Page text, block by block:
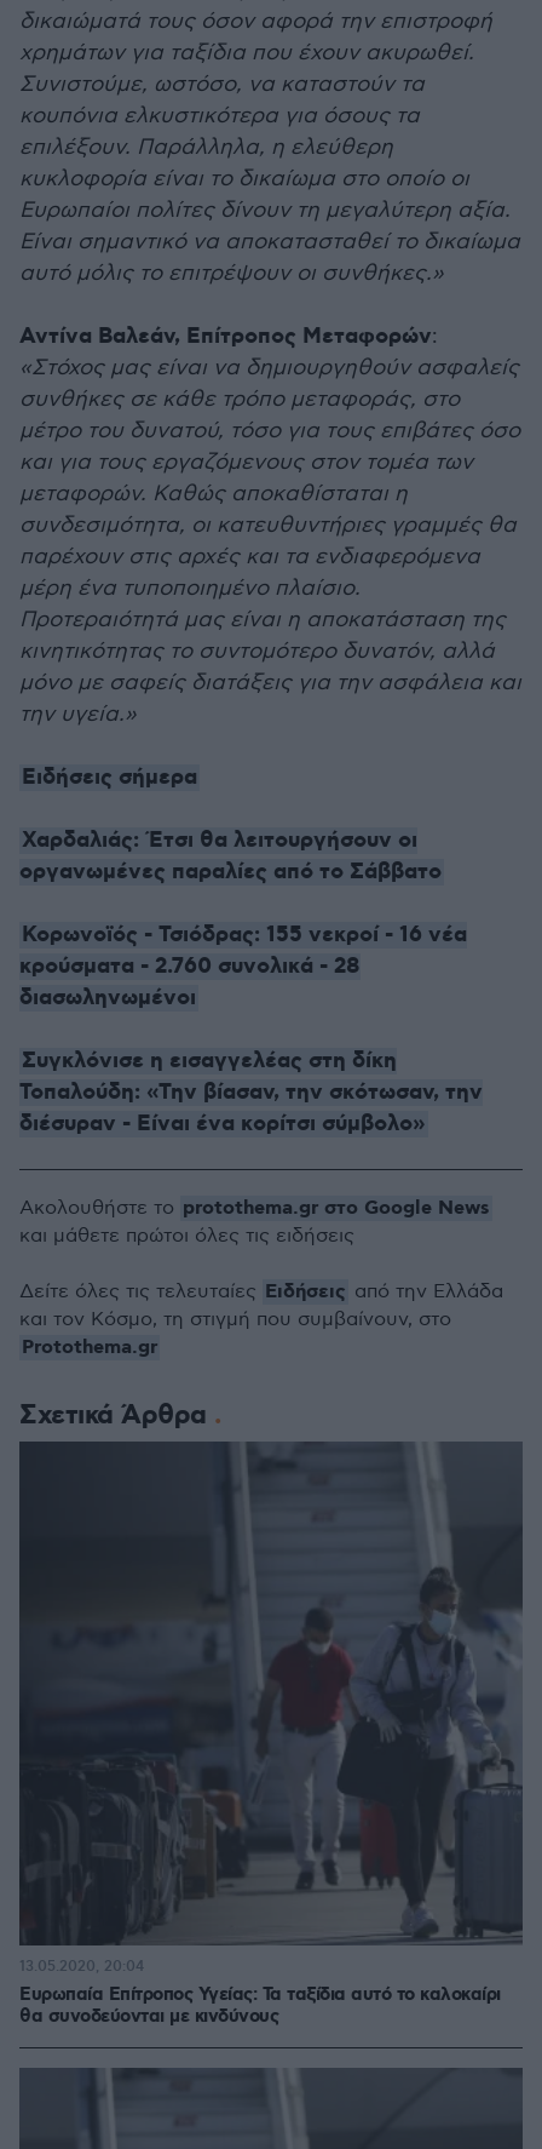
δικαιώματά τους όσον αφορά την επιστροφή
χρημάτων για ταξίδια που έχουν ακυρωθεί.
Συνιστούμε, ωστόσο, να καταστούν τα
κουπόνια ελκυστικότερα για όσους τα
επιλέξουν. Παράλληλα, η ελεύθερη
κυκλοφορία είναι το δικαίωμα στο οποίο οι
Ευρωπαίοι πολίτες δίνουν τη μεγαλύτερη αξία.
Είναι σημαντικό να αποκατασταθεί το δικαίωμα
αυτό μόλις το επιτρέψουν οι συνθήκες.»
Αντίνα Βαλεάν, Επίτροπος Μεταφορών:
«Στόχος μας είναι να δημιουργηθούν ασφαλείς
συνθήκες σε κάθε τρόπο μεταφοράς, στο
μέτρο του δυνατού, τόσο για τους επιβάτες όσο
και για τους εργαζόμενους στον τομέα των
μεταφορών. Καθώς αποκαθίσταται η
συνδεσιμότητα, οι κατευθυντήριες γραμμές θα
παρέχουν στις αρχές και τα ενδιαφερόμενα
μέρη ένα τυποποιημένο πλαίσιο.
Προτεραιότητά μας είναι η αποκατάσταση της
κινητικότητας το συντομότερο δυνατόν, αλλά
μόνο με σαφείς διατάξεις για την ασφάλεια και
την υγεία.»
Ειδήσεις σήμερα
Χαρδαλιάς: Έτσι θα λειτουργήσουν οι
οργανωμένες παραλίες από το Σάββατο
Κορωνοϊός - Τσιόδρας: 155 νεκροί - 16 νέα
κρούσματα - 2.760 συνολικά - 28
διασωληνωμένοι
Συγκλόνισε η εισαγγελέας στη δίκη
Τοπαλούδη: «Την βίασαν, την σκότωσαν, την
διέσυραν - Είναι ένα κορίτσι σύμβολο»
Σχετικά Άρθρα
Ευρωπαία Επίτροπος Υγείας: Τα ταξίδια αυτό το καλοκαίρι
θα συνοδεύονται με κινδύνους
13.05.2020, 20:04
Ακολουθήστε το protothema.gr στο Google News
και μάθετε πρώτοι όλες τις ειδήσεις
Δείτε όλες τις τελευταίες Ειδήσεις από την Ελλάδα
και τον Κόσμο, τη στιγμή που συμβαίνουν, στο
Protothema.gr